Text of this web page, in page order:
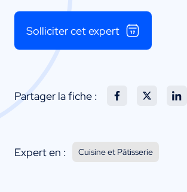
Solliciter cet expert
Partager la fiche :
Expert en : Cuisine et Pâtisserie